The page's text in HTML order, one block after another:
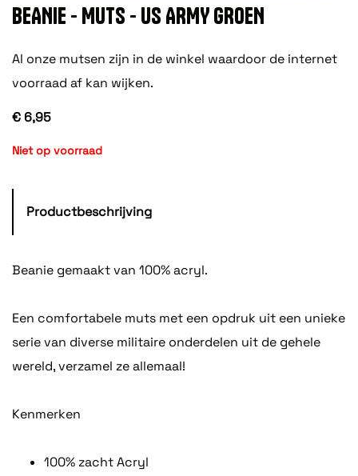
BEANIE - MUTS - US ARMY GROEN
Al onze mutsen zijn in de winkel waardoor de internet
voorraad af kan wijken.
€ 6,95
Niet op voorraad
Productbeschrijving
Beanie gemaakt van 100% acryl.
​Een comfortabele muts met een opdruk uit een unieke
serie van diverse militaire onderdelen uit de gehele
wereld, verzamel ze allemaal!
Kenmerken
100% zacht Acryl